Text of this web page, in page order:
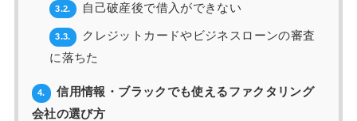
3.2. 自己破産後で借入ができない
3.3.
クレジットカードやビジネスローンの審査
に落ちた
4.
信用情報・ブラックでも使えるファクタリング
会社の選び方